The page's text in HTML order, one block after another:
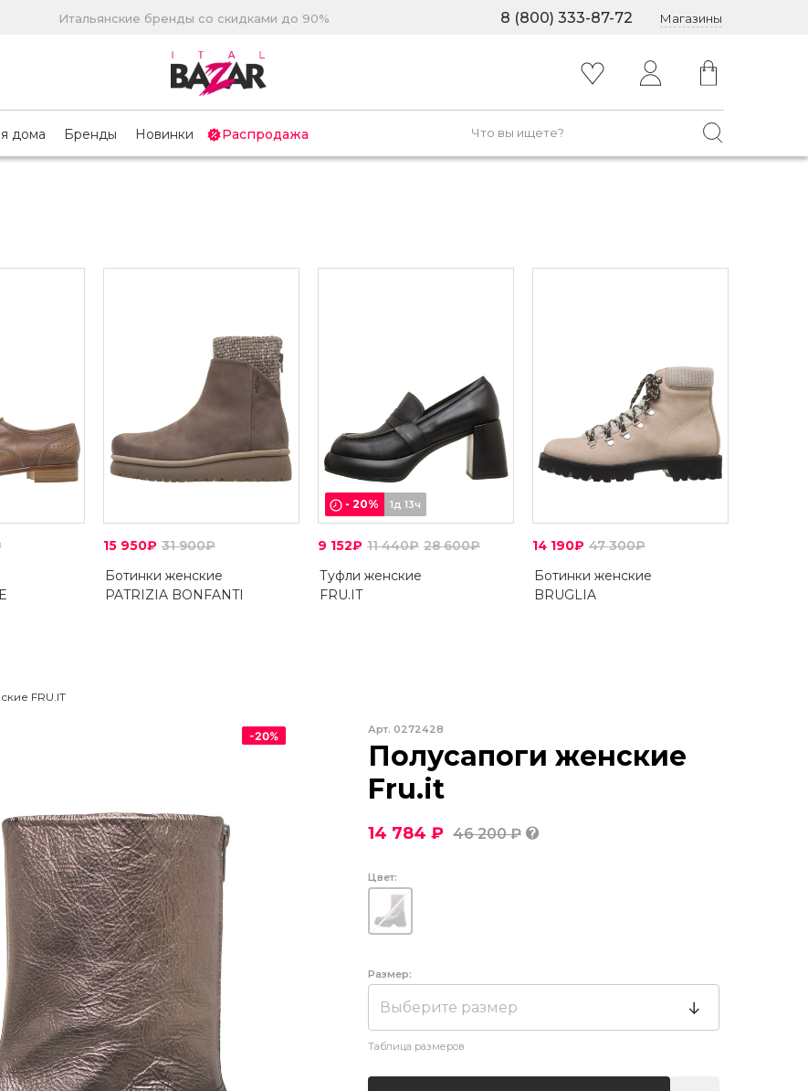
Итальянские бренды со скидками до 90% 8 (800) 333-87-72 Магазины
дома Бренды Новинки Распродажа
15 950₽ 31 900₽
Ботинки женские
PATRIZIA BONFANTI
- 20% 1д 13ч
9 152₽ 11 440₽ 28 600₽
Туфли женские
FRU.IT
14 190₽ 47 300₽
Ботинки женские
BRUGLIA
FRU.IT
-20% Арт. 0272428
Полусапоги женские
Fru.it
14 784 ₽ 46 200 ₽
Цвет:
Размер:
Выберите размер
Таблица размеров